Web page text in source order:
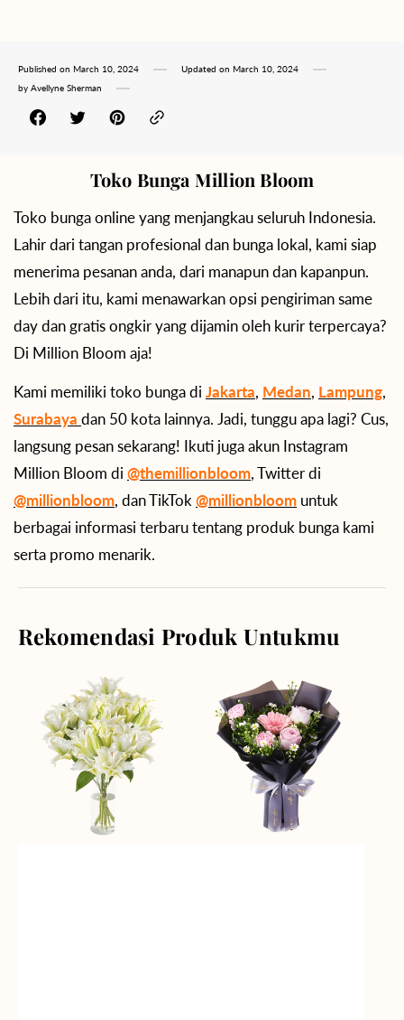
Published on March 10, 2024 Updated on March 10, 2024
by Avellyne Sherman
Toko Bunga Million Bloom
Toko bunga online yang menjangkau seluruh Indonesia.
Lahir dari tangan profesional dan bunga lokal, kami siap
menerima pesanan anda, dari manapun dan kapanpun.
Lebih dari itu, kami menawarkan opsi pengiriman same
day dan gratis ongkir yang dijamin oleh kurir terpercaya?
Di Million Bloom aja!
Kami memiliki toko bunga di Jakarta, Medan, Lampung,
Surabaya dan 50 kota lainnya. Jadi, tunggu apa lagi? Cus,
langsung pesan sekarang! Ikuti juga akun Instagram
Million Bloom di @themillionbloom, Twitter di
@millionbloom, dan TikTok@millionbloom untuk
berbagai informasi terbaru tentang produk bunga kami
serta promo menarik.
Rekomendasi Produk Untukmu
Delight